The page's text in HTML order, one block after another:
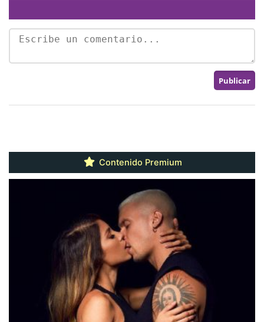
Contenido Premium